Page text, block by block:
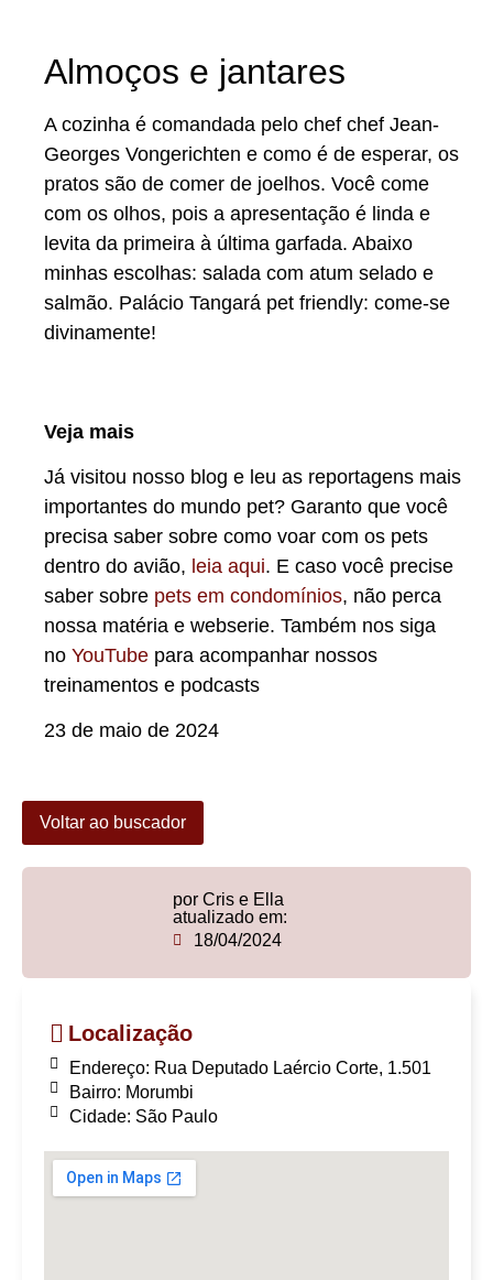
Almoços e jantares
A cozinha é comandada pelo chef chef Jean-
Georges Vongerichten e como é de esperar, os
pratos são de comer de joelhos. Você come
com os olhos, pois a apresentação é linda e
levita da primeira à última garfada. Abaixo
minhas escolhas: salada com atum selado e
salmão. Palácio Tangará pet friendly: come-se
divinamente!
Veja mais
Já visitou nosso blog e leu as reportagens mais
importantes do mundo pet? Garanto que você
precisa saber sobre como voar com os pets
dentro do avião, leia aqui. E caso você precise
saber sobre pets em condomínios, não perca
nossa matéria e webserie. Também nos siga
no YouTube para acompanhar nossos
treinamentos e podcasts
23 de maio de 2024
Voltar ao buscador
por Cris e Ella
atualizado em:
18/04/2024
Localização
Endereço: Rua Deputado Laércio Corte, 1.501
Bairro: Morumbi
Cidade: São Paulo